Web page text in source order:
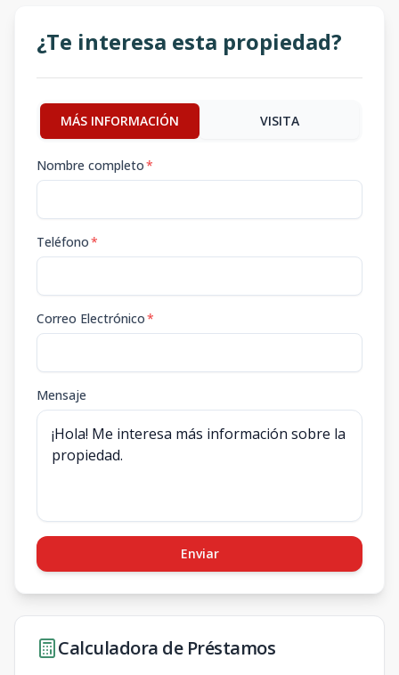
¿Te interesa esta propiedad?
MÁS INFORMACIÓN VISITA
Nombre completo*
Teléfono*
Correo Electrónico*
Mensaje
Enviar
Calculadora de Préstamos